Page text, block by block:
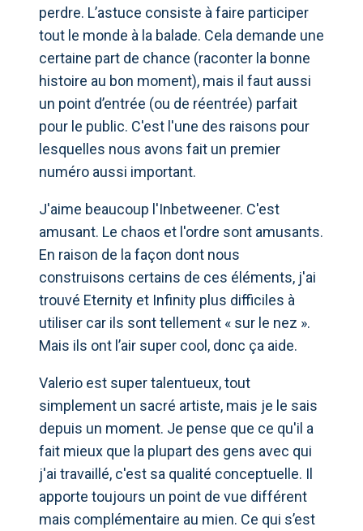
perdre. L’astuce consiste à faire participer
tout le monde à la balade. Cela demande une
certaine part de chance (raconter la bonne
histoire au bon moment), mais il faut aussi
un point d’entrée (ou de réentrée) parfait
pour le public. C'est l'une des raisons pour
lesquelles nous avons fait un premier
numéro aussi important.
J'aime beaucoup l'Inbetweener. C'est
amusant. Le chaos et l'ordre sont amusants.
En raison de la façon dont nous
construisons certains de ces éléments, j'ai
trouvé Eternity et Infinity plus difficiles à
utiliser car ils sont tellement « sur le nez ».
Mais ils ont l’air super cool, donc ça aide.
Valerio est super talentueux, tout
simplement un sacré artiste, mais je le sais
depuis un moment. Je pense que ce qu'il a
fait mieux que la plupart des gens avec qui
j'ai travaillé, c'est sa qualité conceptuelle. Il
apporte toujours un point de vue différent
mais complémentaire au mien. Ce qui s’est